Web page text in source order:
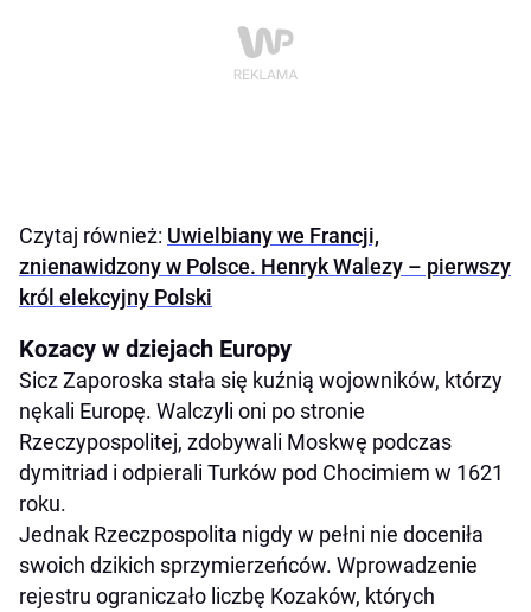
Czytaj również: Uwielbiany we Francji,
znienawidzony w Polsce. Henryk Walezy – pierwszy
król elekcyjny Polski
Kozacy w dziejach Europy
Sicz Zaporoska stała się kuźnią wojowników, którzy
nękali Europę. Walczyli oni po stronie
Rzeczypospolitej, zdobywali Moskwę podczas
dymitriad i odpierali Turków pod Chocimiem w 1621
roku.
Jednak Rzeczpospolita nigdy w pełni nie doceniła
swoich dzikich sprzymierzeńców. Wprowadzenie
rejestru ograniczało liczbę Kozaków, których